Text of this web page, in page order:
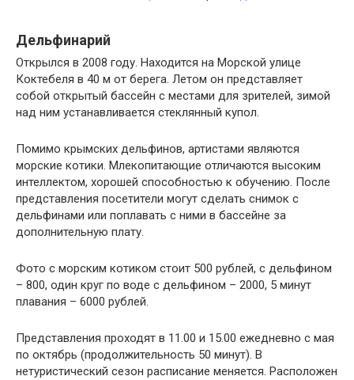
Дельфинарий
Открылся в 2008 году. Находится на Морской улице
Коктебеля в 40 м от берега. Летом он представляет
собой открытый бассейн с местами для зрителей, зимой
над ним устанавливается стеклянный купол.
Помимо крымских дельфинов, артистами являются
морские котики. Млекопитающие отличаются высоким
интеллектом, хорошей способностью к обучению. После
представления посетители могут сделать снимок с
дельфинами или поплавать с ними в бассейне за
дополнительную плату.
Фото с морским котиком стоит 500 рублей, с дельфином
– 800, один круг по воде с дельфином – 2000, 5 минут
плавания – 6000 рублей.
Представления проходят в 11.00 и 15.00 ежедневно с мая
по октябрь (продолжительность 50 минут). В
нетуристический сезон расписание меняется. Расположен